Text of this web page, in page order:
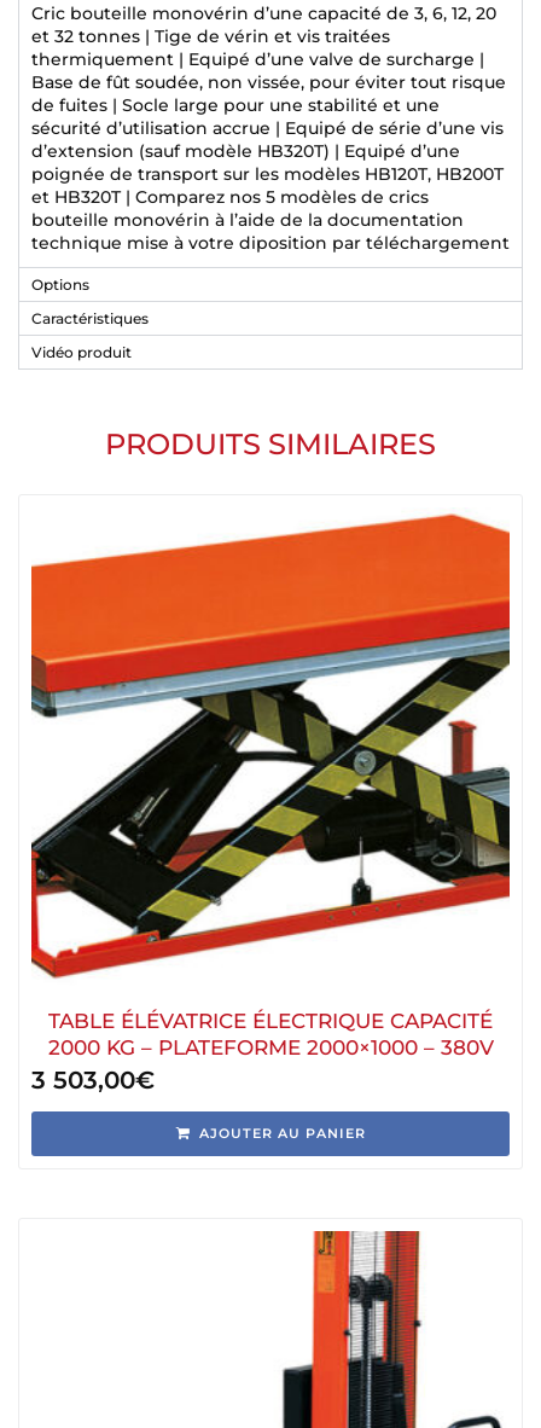
Cric bouteille monovérin d’une capacité de 3, 6, 12, 20
et 32 tonnes | Tige de vérin et vis traitées
thermiquement | Equipé d’une valve de surcharge |
Base de fût soudée, non vissée, pour éviter tout risque
de fuites | Socle large pour une stabilité et une
sécurité d’utilisation accrue | Equipé de série d’une vis
d’extension (sauf modèle HB320T) | Equipé d’une
poignée de transport sur les modèles HB120T, HB200T
et HB320T | Comparez nos 5 modèles de crics
bouteille monovérin à l’aide de la documentation
technique mise à votre diposition par téléchargement
Options
Caractéristiques
Vidéo produit
PRODUITS SIMILAIRES
TABLE ÉLÉVATRICE ÉLECTRIQUE CAPACITÉ
2000 KG – PLATEFORME 2000×1000 – 380V
3 503,00€
AJOUTER AU PANIER